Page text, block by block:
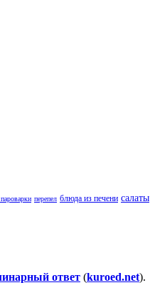
перепел блюда из печени салаты
ответ (kuroed.net).